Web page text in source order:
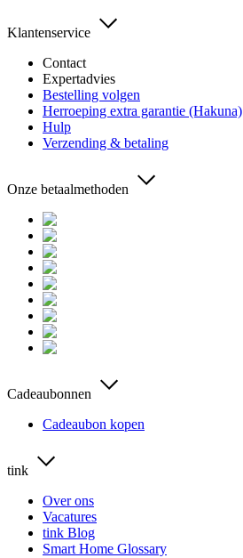
Klantenservice
Contact
Expertadvies
Bestelling volgen
Herroeping extra garantie (Hakuna)
Hulp
Verzending & betaling
Onze betaalmethoden
Cadeaubonnen
Cadeaubon kopen
tink
Over ons
Vacatures
tink Blog
Smart Home Glossary